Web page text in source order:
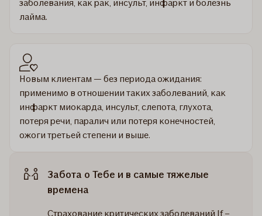
заболевания, как рак, инсульт, инфаркт и болезнь
лайма.
Новым клиентам — без периода ожидания:
применимо в отношении таких заболеваний, как
инфаркт миокарда, инсульт, слепота, глухота,
потеря речи, паралич или потеря конечностей,
ожоги третьей степени и выше.
Забота о Тебе и в самые тяжелые
времена
Страхование критических заболеваний If –